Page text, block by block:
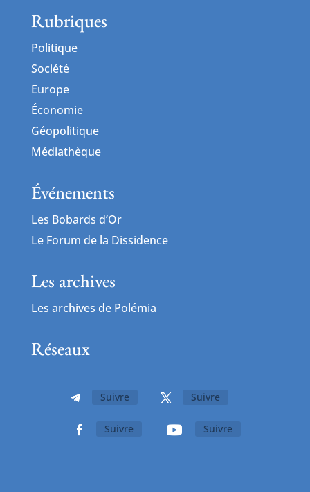
Rubriques
Politique
Société
Europe
Économie
Géopolitique
Médiathèque
Événements
Les Bobards d’Or
Le Forum de la Dissidence
Les archives
Les archives de Polémia
Réseaux
Suivre Suivre
Suivre Suivre